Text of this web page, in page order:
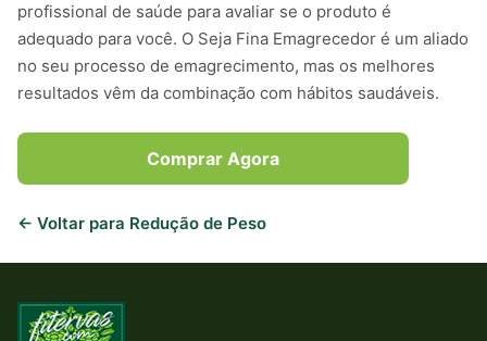
profissional de saúde para avaliar se o produto é
adequado para você. O Seja Fina Emagrecedor é um aliado
no seu processo de emagrecimento, mas os melhores
resultados vêm da combinação com hábitos saudáveis.
Comprar Agora
Voltar para Redução de Peso